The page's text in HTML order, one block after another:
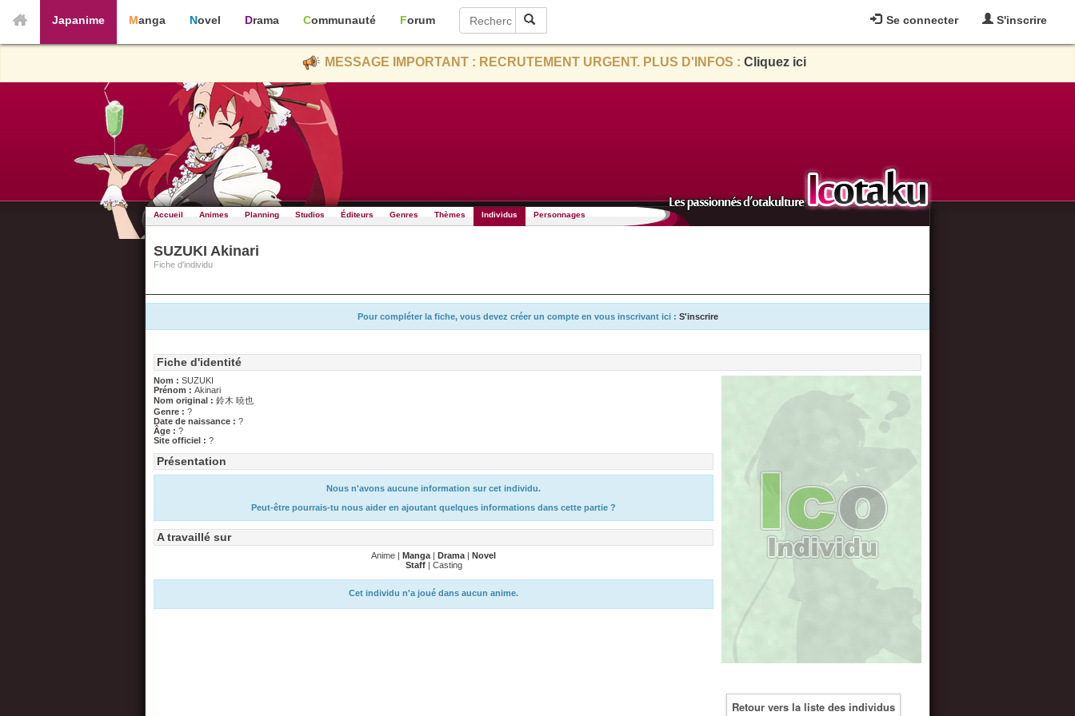
Se connecter S'inscrire
Japanime Manga Novel Drama Communauté Forum
MESSAGE IMPORTANT : RECRUTEMENT URGENT. PLUS D'INFOS : Cliquez ici
Accueil Animes Planning Studios Éditeurs Genres Thèmes Individus Personnages
SUZUKI Akinari
Fiche d'individu
Pour compléter la fiche, vous devez créer un compte en vous inscrivant ici : S'inscrire
Fiche d'identité
Nom : SUZUKI
Prénom : Akinari
Nom original : 鈴木 暁也
Genre : ?
Date de naissance : ?
Âge : ?
Site officiel : ?
Présentation
Nous n'avons aucune information sur cet individu.
Peut-être pourrais-tu nous aider en ajoutant quelques informations dans cette partie ?
A travaillé sur
Anime | Manga | Drama | Novel
Staff| Casting
Cet individu n'a joué dans aucun anime.
Retour vers la liste des individus